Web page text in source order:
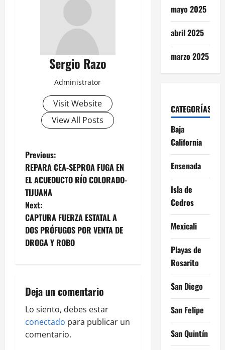
Sergio Razo
Administrator
Visit Website
View All Posts
P
o
s
t
n
v
i
g
Previous:
REPARA CEA-SEPROA FUGA EN
EL ACUEDUCTO RÍO COLORADO-
TIJUANA
Next:
CAPTURA FUERZA ESTATAL A
DOS PRÓFUGOS POR VENTA DE
DROGA Y ROBO
Deja un comentario
Lo siento, debes estar
conectado para publicar un
comentario.
mayo 2025
abril 2025
marzo 2025
CATEGORÍAS
Baja
California
Ensenada
Isla de
Cedros
Mexicali
Playas de
Rosarito
San Diego
San Felipe
San Quintín